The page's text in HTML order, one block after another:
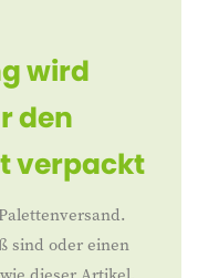
wird
den
verpackt
sind oder einen